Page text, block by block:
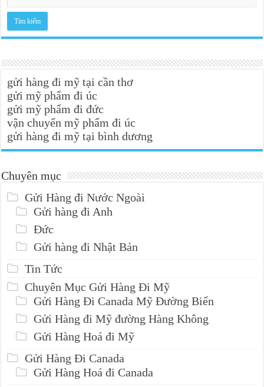
gửi hàng đi mỹ tại cần thơ
gửi mỹ phẩm đi úc
gửi mỹ phẩm đi đức
vận chuyển mỹ phẩm đi úc
gửi hàng đi mỹ tại bình dương
Chuyên mục
Gửi Hàng đi Nước Ngoài
Gửi hàng đi Anh
Đức
Gửi hàng đi Nhật Bản
Tin Tức
Chuyên Mục Gửi Hàng Đi Mỹ
Gửi Hàng Đi Canada Mỹ Đường Biển
Gửi Hàng đi Mỹ đường Hàng Không
Gửi Hàng Hoá đi Mỹ
Gửi Hàng Đi Canada
Gửi Hàng Hoá đi Canada